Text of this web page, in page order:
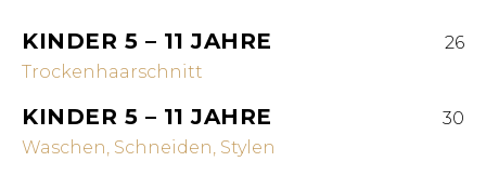
KINDER 5 – 11 JAHRE
26
Trockenhaarschnitt
KINDER 5 – 11 JAHRE
30
Waschen, Schneiden, Stylen